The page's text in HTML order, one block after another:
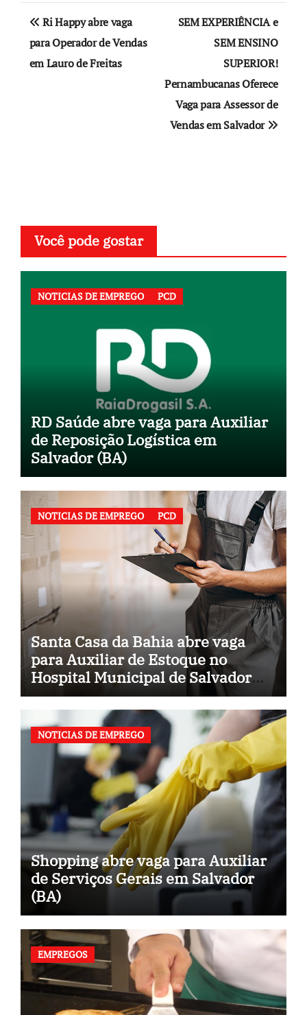
Navegação
de
Post
Ri Happy abre vaga
para Operador de Vendas
em Lauro de Freitas
SEM EXPERIÊNCIA e
SEM ENSINO
SUPERIOR!
Pernambucanas Oferece
Vaga para Assessor de
Vendas em Salvador
Você pode gostar
NOTICIAS DE EMPREGO PCD
RD Saúde abre vaga para Auxiliar
de Reposição Logística em
Salvador (BA)
NOTICIAS DE EMPREGO PCD
Santa Casa da Bahia abre vaga
para Auxiliar de Estoque no
Hospital Municipal de Salvador
(BA)
NOTICIAS DE EMPREGO
Shopping abre vaga para Auxiliar
de Serviços Gerais em Salvador
(BA)
EMPREGOS